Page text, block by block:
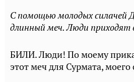
С помощью молодых силачей
длинный меч. Люди приходят
БИЛИ. Люди! По моему
этот меч для Сурмата, моего